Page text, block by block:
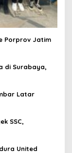
Porprov Jatim
di Surabaya,
Latar
SSC,
United